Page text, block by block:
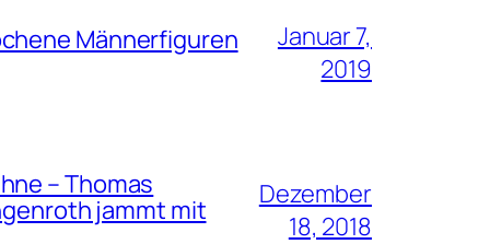
Männerfiguren
Januar 7,
2019
– Thomas
jammt mit
Dezember
18, 2018